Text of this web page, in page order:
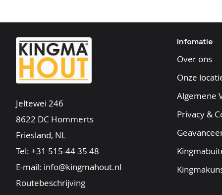
Jeltewei 246
8622 DC Hommerts
Friesland, NL
Tel: +31 515-44 35 48
E-mail: info@kingmahout.nl
Routebeschrijving
Infomatie
Over ons
Onze
Algemene
Privacy &